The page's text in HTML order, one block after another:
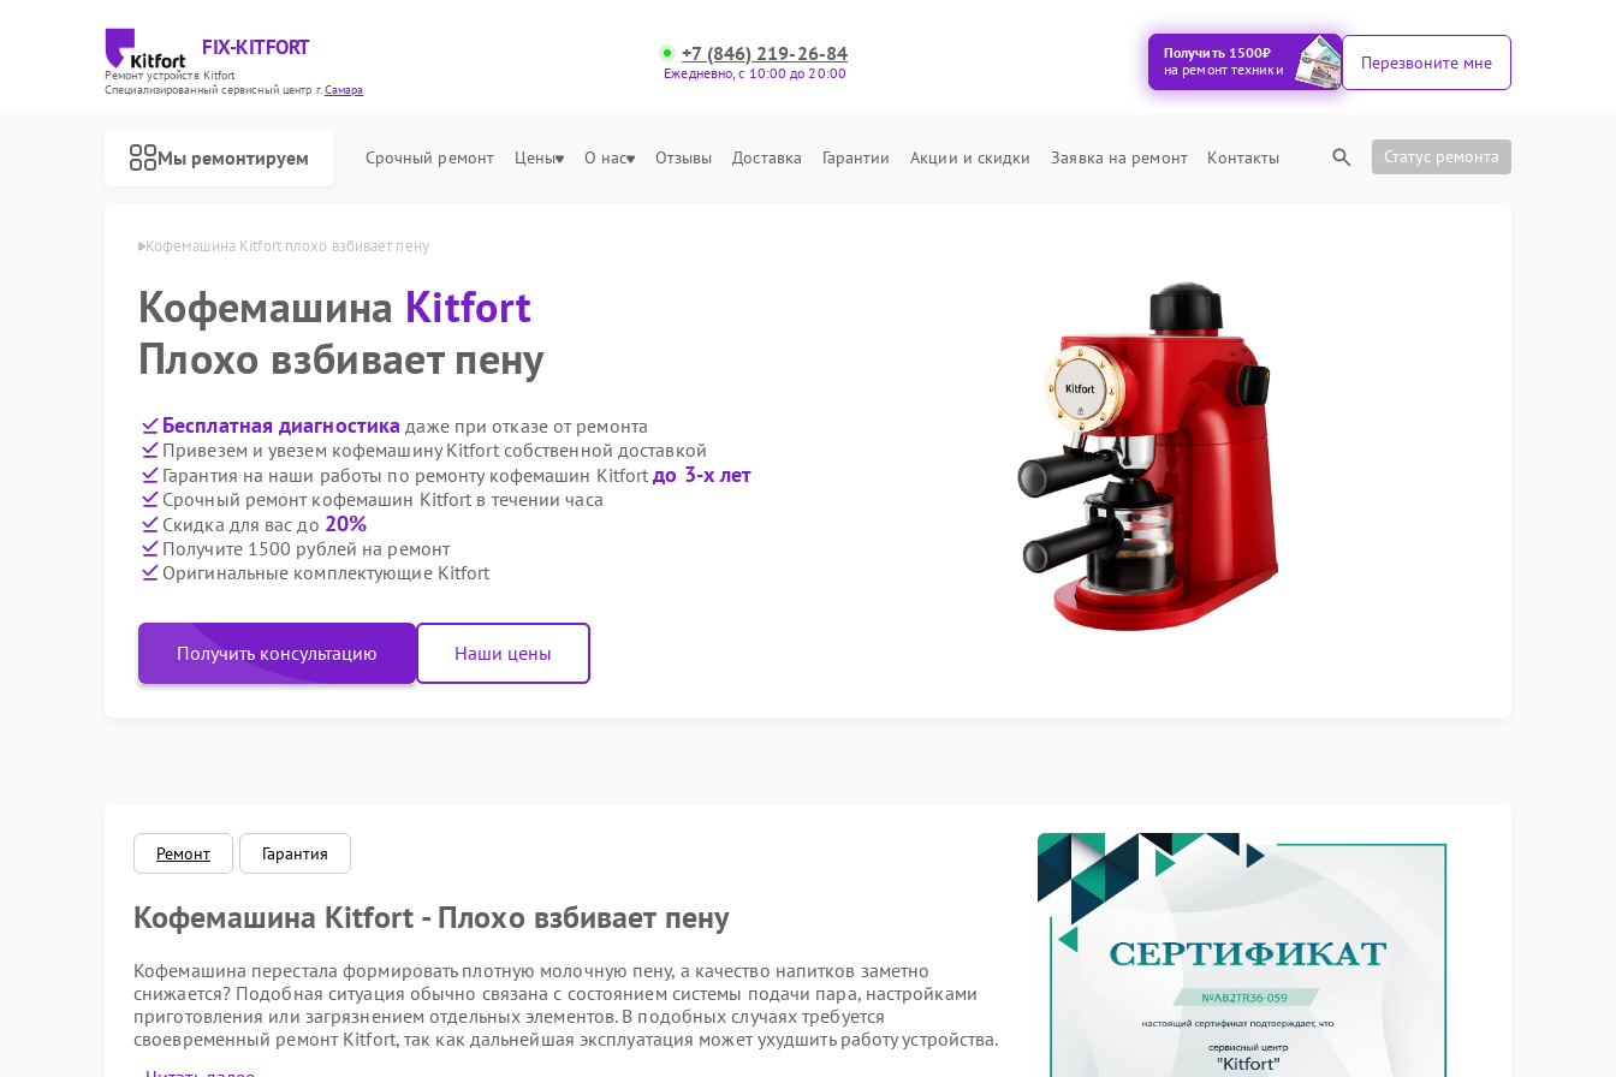
FIX-KITFORT
Ремонт устройств Kitfort
Специализированный cервисный центр г.Самара
+7 (846) 219-26-84
Ежедневно, с 10:00 до 20:00
Получить 1500₽
на ремонт техники
Перезвоните мне
Мы ремонтируем Срочный ремонт Цены О нас Отзывы Доставка Гарантии Акции и скидки Заявка на ремонт Контакты Статус ремонта
Kitfort в Самаре Кофемашина Kitfort плохо взбивает пену
Кофемашина Kitfort
Плохо взбивает пену
Бесплатная диагностика даже при отказе от ремонта
Привезем и увезем кофемашину Kitfort собственной доставкой
Гарантия на наши работы по ремонту кофемашин Kitfortдо 3-х лет
Срочный ремонт кофемашин Kitfort в течении часа
Скидка для вас до 20%
Получите 1500 рублей на ремонт
Оригинальные комплектующие Kitfort
Получить консультацию Наши цены
Ремонт Гарантия
Кофемашина Kitfort - Плохо взбивает пену
Кофемашина перестала формировать плотную молочную пену, а качество напитков заметно
снижается? Подобная ситуация обычно связана с состоянием системы подачи пара, настройками
приготовления или загрязнением отдельных элементов. В подобных случаях требуется
своевременный ремонт Kitfort, так как дальнейшая эксплуатация может ухудшить работу устройства.